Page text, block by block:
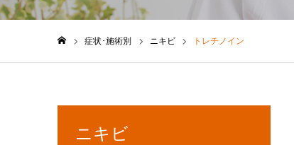
症状･施術別 ニキビ トレチノイン
ニキビ